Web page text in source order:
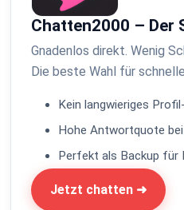
Chatten2000 – Der
Gnadenlos direkt. Wenig
Die beste Wahl für
Kein langwieriges
Hohe Antwortquote
Perfekt als Backup für
Jetzt chatten ➜